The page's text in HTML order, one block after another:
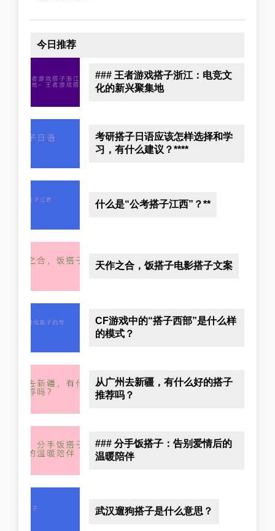
今日推荐
### 王者游戏搭子浙江：电竞文
化的新兴聚集地
考研搭子日语应该怎样选择和学
习，有什么建议？****
什么是“公考搭子江西”？**
天作之合，饭搭子电影搭子文案
CF游戏中的“搭子西部”是什么样
的模式？
从广州去新疆，有什么好的搭子
推荐吗？
### 分手饭搭子：告别爱情后的
温暖陪伴
武汉遛狗搭子是什么意思？